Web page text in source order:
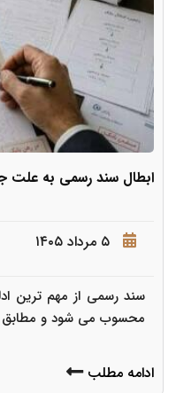
ابطال سند رسمی به علت
۵ مرداد ۱۴۰۵
سند رسمی از مهم ترین
محسوب می شود و مطابق
ادامه مطلب